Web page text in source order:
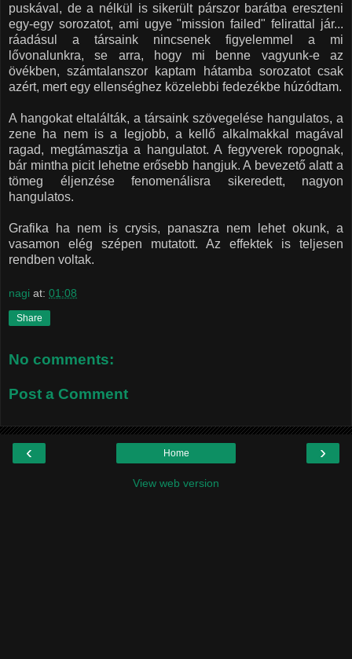
puskával, de a nélkül is sikerült párszor barátba ereszteni
egy-egy sorozatot, ami ugye "mission failed" felirattal jár...
ráadásul a társaink nincsenek figyelemmel a mi
lővonalunkra, se arra, hogy mi benne vagyunk-e az
övékben, számtalanszor kaptam hátamba sorozatot csak
azért, mert egy ellenséghez közelebbi fedezékbe húzódtam.
A hangokat eltalálták, a társaink szövegelése hangulatos, a
zene ha nem is a legjobb, a kellő alkalmakkal magával
ragad, megtámasztja a hangulatot. A fegyverek ropognak,
bár mintha picit lehetne erősebb hangjuk. A bevezető alatt a
tömeg éljenzése fenomenálisra sikeredett, nagyon
hangulatos.
Grafika ha nem is crysis, panaszra nem lehet okunk, a
vasamon elég szépen mutatott. Az effektek is teljesen
rendben voltak.
nagi at: 01:08
Share
No comments:
Post a Comment
‹ ›
Home
View web version